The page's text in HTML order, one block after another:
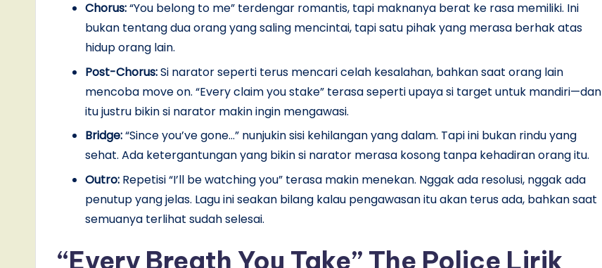
Chorus:“You belong to me” terdengar romantis, tapi maknanya berat ke rasa memiliki. Ini
bukan tentang dua orang yang saling mencintai, tapi satu pihak yang merasa berhak atas
hidup orang lain.
Post-Chorus:Si narator seperti terus mencari celah kesalahan, bahkan saat orang lain
mencoba move on. “Every claim you stake” terasa seperti upaya si target untuk mandiri—dan
itu justru bikin si narator makin ingin mengawasi.
Bridge:“Since you’ve gone…” nunjukin sisi kehilangan yang dalam. Tapi ini bukan rindu yang
sehat. Ada ketergantungan yang bikin si narator merasa kosong tanpa kehadiran orang itu.
Outro: Repetisi “I’ll be watching you” terasa makin menekan. Nggak ada resolusi, nggak ada
penutup yang jelas. Lagu ini seakan bilang kalau pengawasan itu akan terus ada, bahkan saat
semuanya terlihat sudah selesai.
“Every Breath You Take” The Police Lirik